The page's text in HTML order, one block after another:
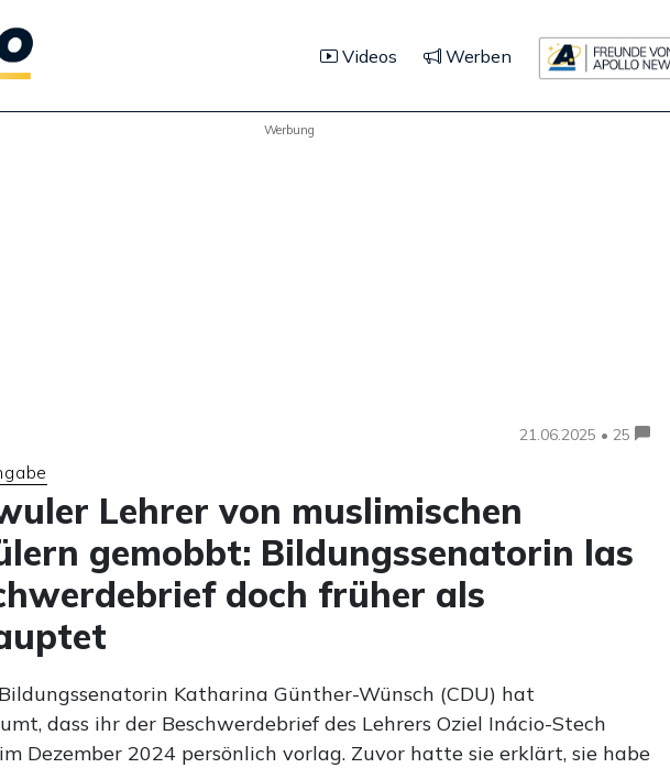
Videos Werben
Werbung
21.06.2025 • 25
Lehrer von muslimischen
gemobbt: Bildungssenatorin las
doch früher als
Katharina Günther-Wünsch (CDU) hat
dass ihr der Beschwerdebrief des Lehrers Oziel Inácio-Stech
Dezember 2024 persönlich vorlag. Zuvor hatte sie erklärt, sie habe